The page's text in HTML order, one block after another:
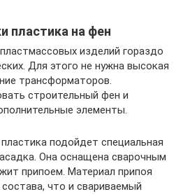
пластика на фен
изделий гораздо
Для этого не нужна высокая
трансформаторов.
строительный фен и
элементы.
подойдет специальная
Она оснащена сварочным
припоем. Материал припоя
что и свариваемый